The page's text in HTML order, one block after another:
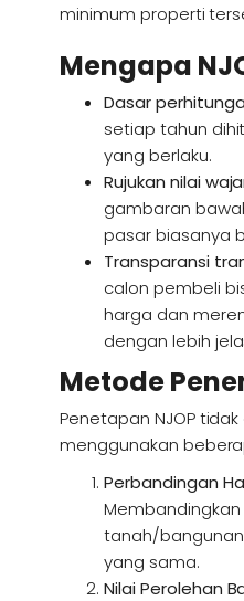
minimum properti
Mengapa
Dasar
setiap tahun
yang berlaku.
Rujukan nilai
gambaran
pasar biasanya
Transparansi
calon pembeli
harga dan
dengan lebih
Metode
Penetapan NJOP
menggunakan
Perbandingan
tanah/
yang sama.
Nilai Perolehan